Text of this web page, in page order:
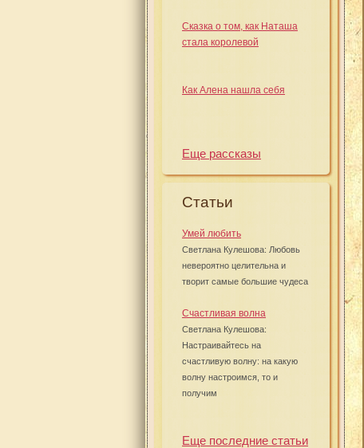
Сказка о том, как Наташа
стала королевой
Как Алена нашла себя
Еще рассказы
Статьи
Умей любить
Светлана Кулешова: Любовь
невероятно целительна и
творит самые большие чудеса
Счастливая волна
Светлана Кулешова:
Настраивайтесь на
счастливую волну: на какую
волну настроимся, то и
получим
Еще последние статьи